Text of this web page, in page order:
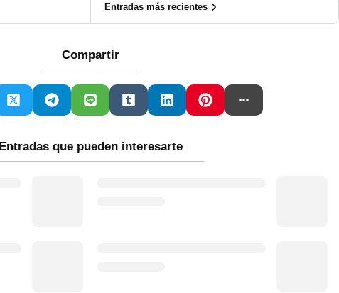
Entradas más recientes
Compartir
Entradas que pueden interesarte